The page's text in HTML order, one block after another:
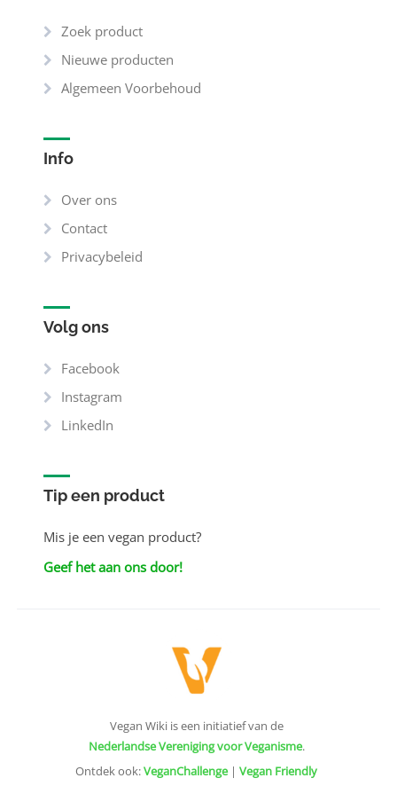
Zoek product
Nieuwe producten
Algemeen Voorbehoud
Info
Over ons
Contact
Privacybeleid
Volg ons
Facebook
Instagram
LinkedIn
Tip een product
Mis je een vegan product?
Geef het aan ons door!
Vegan Wiki is een initiatief van de
Nederlandse Vereniging voor Veganisme.
Ontdek ook:VeganChallenge| Vegan Friendly